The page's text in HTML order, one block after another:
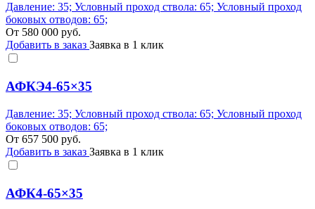
Давление: 35; Условный проход ствола: 65; Условный проход
боковых отводов: 65;
От 580 000 руб.
Добавить в заказ Заявка в 1 клик
АФКЭ4-65×35
Давление: 35; Условный проход ствола: 65; Условный проход
боковых отводов: 65;
От 657 500 руб.
Добавить в заказ Заявка в 1 клик
АФК4-65×35